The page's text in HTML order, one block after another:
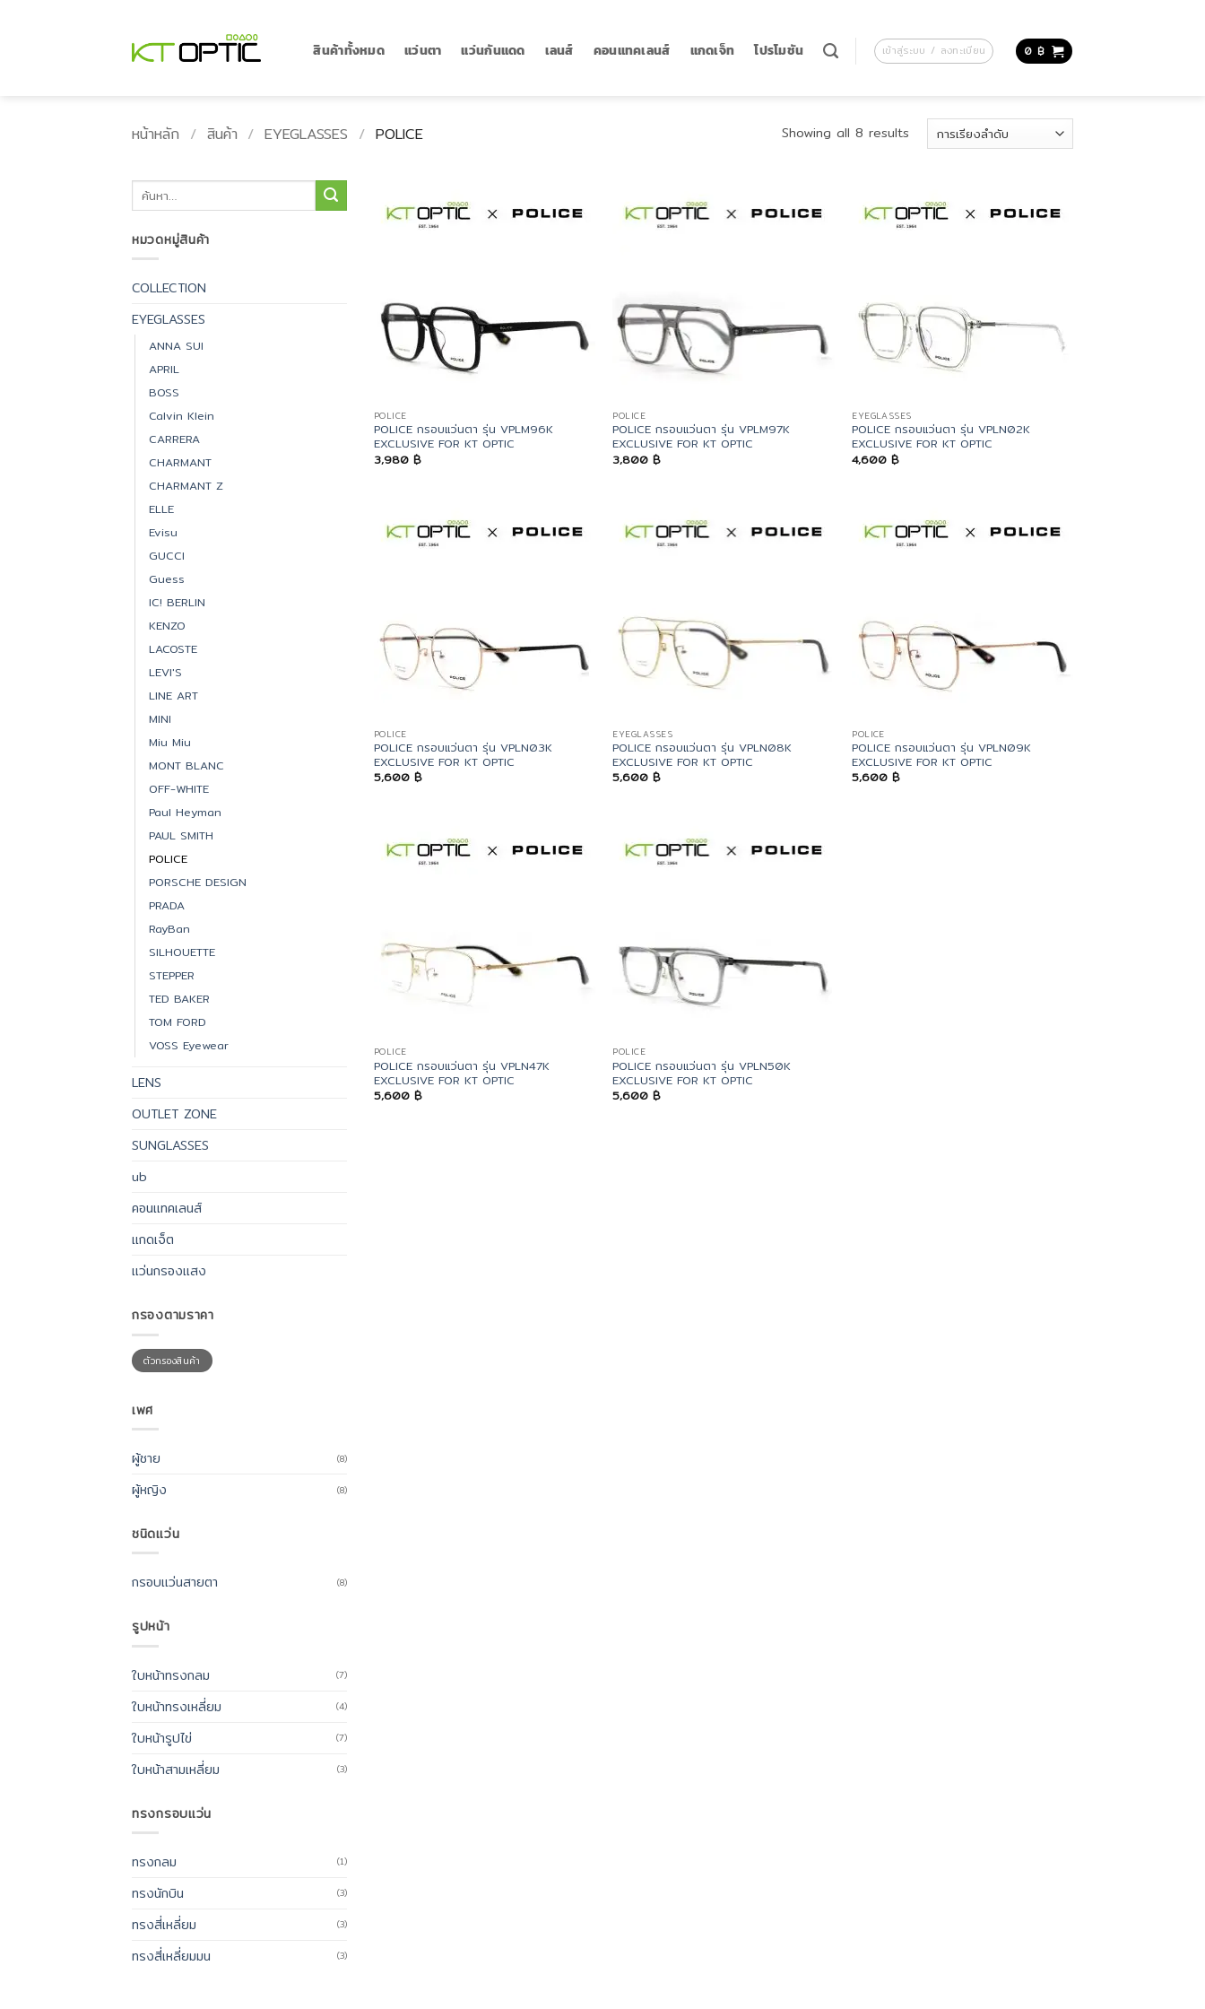
สินค้าทั้งหมด แว่นตา แว่นกันแดด เลนส์ คอนแทคเลนส์ แกดเจ็ท โปรโมชัน เข้าสู่ระบบ / ลงทะเบียน 0 ฿
หน้าหลัก / สินค้า / EYEGLASSES / POLICE Showing all 8 results
ค้นหา:
หมวดหมู่สินค้า
COLLECTION
EYEGLASSES
ANNA SUI
APRIL
BOSS
Calvin Klein
CARRERA
CHARMANT
CHARMANT Z
ELLE
Evisu
GUCCI
Guess
IC! BERLIN
KENZO
LACOSTE
LEVI'S
LINE ART
MINI
Miu Miu
MONT BLANC
OFF-WHITE
Paul Heyman
PAUL SMITH
POLICE
PORSCHE DESIGN
PRADA
RayBan
SILHOUETTE
STEPPER
TED BAKER
TOM FORD
VOSS Eyewear
LENS
OUTLET ZONE
SUNGLASSES
ub
คอนแทคเลนส์
แกดเจ็ต
แว่นกรองแสง
กรองตามราคา
ราคา
ต่ำ
สุด
ราคา
สูงสุดตัวกรองสินค้า
เพศ
ผู้ชาย (8)
ผู้หญิง (8)
ชนิดแว่น
กรอบแว่นสายตา (8)
รูปหน้า
ใบหน้าทรงกลม (7)
ใบหน้าทรงเหลี่ยม (4)
ใบหน้ารูปไข่ (7)
ใบหน้าสามเหลี่ยม (3)
ทรงกรอบแว่น
ทรงกลม (1)
ทรงนักบิน (3)
ทรงสี่เหลี่ยม (3)
ทรงสี่เหลี่ยมมน (3)
POLICE
POLICE กรอบแว่นตา รุ่น VPLM96K
EXCLUSIVE FOR KT OPTIC
3,980 ฿
POLICE
POLICE กรอบแว่นตา รุ่น VPLM97K
EXCLUSIVE FOR KT OPTIC
3,800฿
EYEGLASSES
POLICE กรอบแว่นตา รุ่น VPLN02K
EXCLUSIVE FOR KT OPTIC
4,600฿
POLICE
POLICE กรอบแว่นตา รุ่น VPLN03K
EXCLUSIVE FOR KT OPTIC
5,600 ฿
EYEGLASSES
POLICE กรอบแว่นตา รุ่น VPLN08K
EXCLUSIVE FOR KT OPTIC
5,600฿
POLICE
POLICE กรอบแว่นตา รุ่น VPLN09K
EXCLUSIVE FOR KT OPTIC
5,600฿
POLICE
POLICE กรอบแว่นตา รุ่น VPLN47K
EXCLUSIVE FOR KT OPTIC
5,600 ฿
POLICE
POLICE กรอบแว่นตา รุ่น VPLN50K
EXCLUSIVE FOR KT OPTIC
5,600฿